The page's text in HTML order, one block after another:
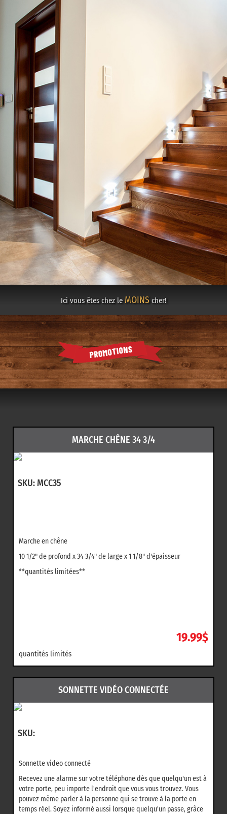
Ici vous êtes chez le MOINS cher!
MARCHE CHÊNE 34 3/4
SKU: MCC35
Marche en chêne
10 1/2" de profond x 34 3/4" de large x 1 1/8" d'épaisseur
**quantités limitées**
19.99$
quantités limités
SONNETTE VIDÉO CONNECTÉE
SKU:
Sonnette video connecté
Recevez une alarme sur votre téléphone dès que quelqu'un est à
votre porte, peu importe l'endroit que vous vous trouvez. Vous
pouvez même parler à la personne qui se trouve à la porte en
temps réel. Soyez informé aussi lorsque quelqu'un passe, grâce